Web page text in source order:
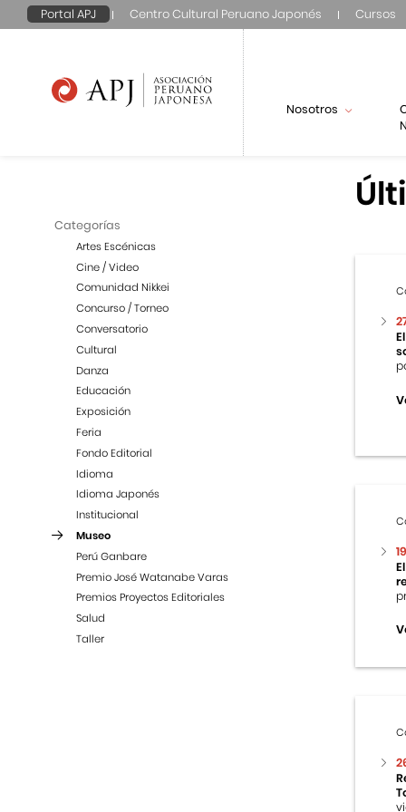
Portal APJ Centro Cultural Peruano Japonés Cursos
Nosotros
Categorías
Artes Escénicas
Cine / Video
Comunidad Nikkei
Concurso / Torneo
Conversatorio
Cultural
Danza
Educación
Exposición
Feria
Fondo Editorial
Idioma
Idioma Japonés
Institucional
Museo
Perú Ganbare
Premio José Watanabe Varas
Premios Proyectos Editoriales
Salud
Taller